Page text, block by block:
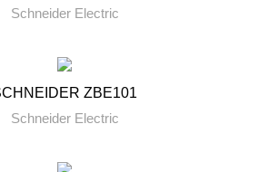
Schneider Electric
ZBE101
Schneider Electric